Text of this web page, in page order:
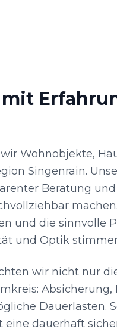
Wohnobjekte,
Singenrain.
Beratung
und die sinnvolle
und Optik
wir nicht nur
Absicherung,
Dauerlasten.
dauerhaft